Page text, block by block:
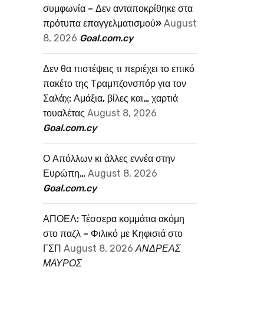
συμφωνία – Δεν ανταποκρίθηκε στα
πρότυπα επαγγελματισμού» August
8, 2026 Goal.com.cy
Δεν θα πιστέψεις τι περιέχει το επικό
πακέτο της Τραμπζονσπόρ για τον
Σαλάχ: Αμάξια, βίλες και… χαρτιά
τουαλέτας August 8, 2026
Goal.com.cy
Ο Απόλλων κι άλλες εννέα στην
Ευρώπη… August 8, 2026
Goal.com.cy
ΑΠΟΕΛ: Τέσσερα κομμάτια ακόμη
στο παζλ – Φιλικό με Κηφισιά στο
ΓΣΠ August 8, 2026 ΑΝΔΡΕΑΣ
ΜΑΥΡΟΣ